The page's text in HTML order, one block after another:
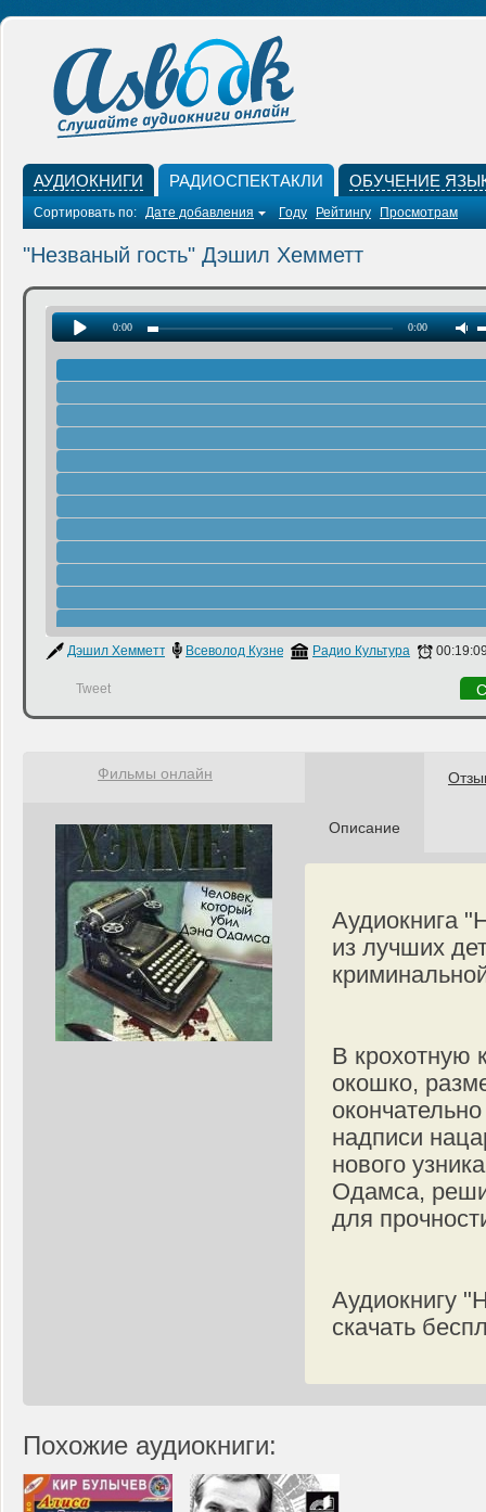
АУДИОКНИГИ РАДИОСПЕКТАКЛИ ОБУЧЕНИЕ
Сортировать по: Дате добавления Году Рейтингу Просмотрам
"Незваный гость" Дэшил Хемметт
0:00 0:00
Дэшил Хемметт Всеволод Кузнецов Радио Культура
Tweet
Описание
Аудиокнига
из лучших
В крохотную
окошко,
надписи
нового
Одамса,
для
Аудиокнигу
скачать
Фильмы онлайн
Похожие аудиокниги: